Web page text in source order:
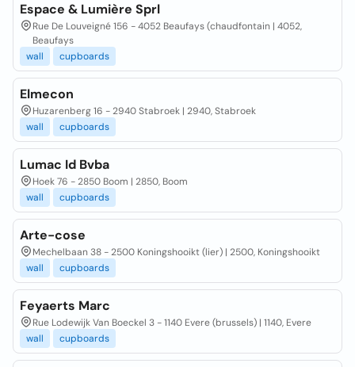
Espace & Lumière Sprl
Rue De Louveigné 156 - 4052 Beaufays (chaudfontain | 4052,
Beaufays
wall
cupboards
Elmecon
Huzarenberg 16 - 2940 Stabroek | 2940, Stabroek
wall
cupboards
Lumac Id Bvba
Hoek 76 - 2850 Boom | 2850, Boom
wall
cupboards
Arte-cose
Mechelbaan 38 - 2500 Koningshooikt (lier) | 2500, Koningshooikt
wall
cupboards
Feyaerts Marc
Rue Lodewijk Van Boeckel 3 - 1140 Evere (brussels) | 1140, Evere
wall
cupboards